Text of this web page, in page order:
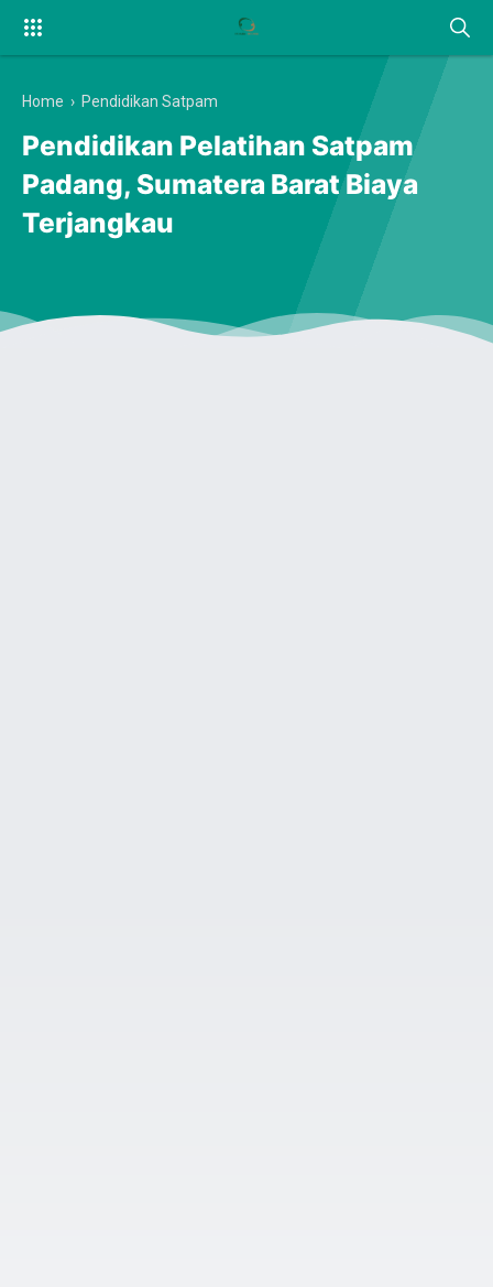
Home › Pendidikan Satpam
Pendidikan Pelatihan Satpam
Padang, Sumatera Barat Biaya
Terjangkau